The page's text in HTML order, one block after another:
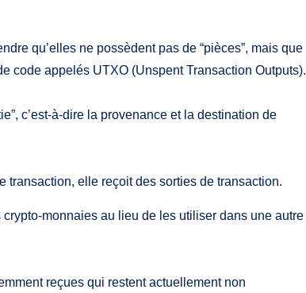
qu’elles ne possèdent pas de “pièces”, mais que
code appelés UTXO (Unspent Transaction Outputs).
c’est-à-dire la provenance et la destination de
transaction, elle reçoit des sorties de transaction.
monnaies au lieu de les utiliser dans une autre
reçues qui restent actuellement non